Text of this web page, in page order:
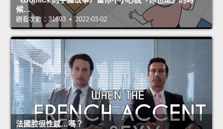
候…
觀看次數：31693 • 2022-03-02
法國腔很性感…嗎？